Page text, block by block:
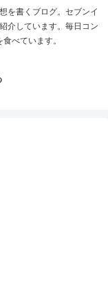
を書くブログ。セブンイ
介しています。毎日コン
べています。